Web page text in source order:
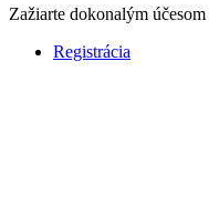
Zažiarte dokonalým účesom
Registrácia